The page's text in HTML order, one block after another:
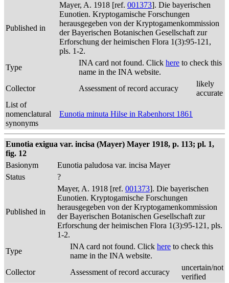
Published in
Mayer, A. 1918 [ref. 001373]. Die bayerischen
Eunotien. Kryptogamische Forschungen
herausgegeben von der Kryptogamenkommission
der Bayerischen Botanischen Gesellschaft zur
Erforschung der heimischen Flora 1(3):95-121,
pls. 1-2.
Type
INA card not found. Click here to check this
name in the INA website.
Collector
Assessment of record accuracy
likely
accurate
List of
nomenclatural
synonyms
Eunotia minuta Hilse in Rabenhorst 1861
Eunotia exigua var. incisa (Mayer) Mayer 1918, p. 113; pl. 1,
fig. 12
Basionym
Eunotia paludosa var. incisa Mayer
Status
?
Published in
Mayer, A. 1918 [ref. 001373]. Die bayerischen
Eunotien. Kryptogamische Forschungen
herausgegeben von der Kryptogamenkommission
der Bayerischen Botanischen Gesellschaft zur
Erforschung der heimischen Flora 1(3):95-121, pls.
1-2.
Type
INA card not found. Click here to check this
name in the INA website.
Collector
Assessment of record accuracy
uncertain/not
verified